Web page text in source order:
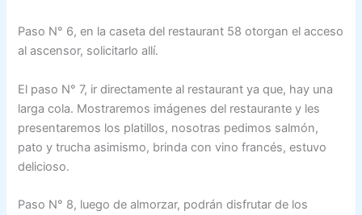
Paso N° 6, en la caseta del restaurant 58 otorgan el acceso
al ascensor, solicitarlo allí.
El paso N° 7, ir directamente al restaurant ya que, hay una
larga cola. Mostraremos imágenes del restaurante y les
presentaremos los platillos, nosotras pedimos salmón,
pato y trucha asimismo, brinda con vino francés, estuvo
delicioso.
Paso N° 8, luego de almorzar, podrán disfrutar de los